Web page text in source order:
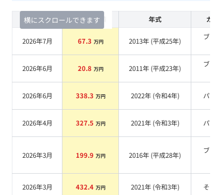
横にスクロールできます
査定時期 セルカ実績 年式 カラ
2026年7月 67.3 万円 2013年 (平成25年)
ブラ
2026年6月 20.8 万円 2011年 (平成23年)
ブラ
2026年6月 338.3 万円 2022年 (令和4年) パール
2026年4月 327.5 万円 2021年 (令和3年) パール
2026年3月 199.9 万円 2016年 (平成28年)
ブラ
2026年3月 432.4 万円 2021年 (令和3年) その他